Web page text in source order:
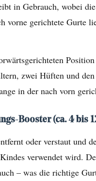
in Gebrauch, wobei
vorne gerichtete Gurte
zwei Hüften und
in der nach vorn
Booster (ca. 4 bis
oder verstaut und
verwendet wird.
– was die richtige